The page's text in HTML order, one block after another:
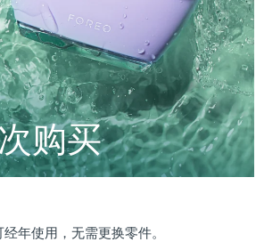
购买
年使用，无需更换零件。